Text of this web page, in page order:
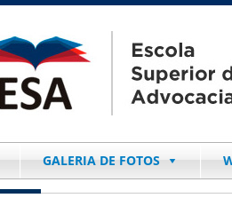
GALERIA DE FOTOS